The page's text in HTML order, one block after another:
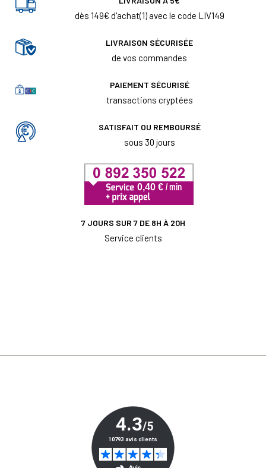
dès 149€ d'achat(1) avec le code LIV149
LIVRAISON SÉCURISÉE
de vos commandes
PAIEMENT SÉCURISÉ
transactions cryptées
SATISFAIT OU REMBOURSÉ
sous 30 jours
7 JOURS SUR 7 DE 8H À 20H
Service clients